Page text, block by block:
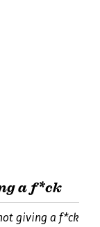
a f*ck
giving a f*ck